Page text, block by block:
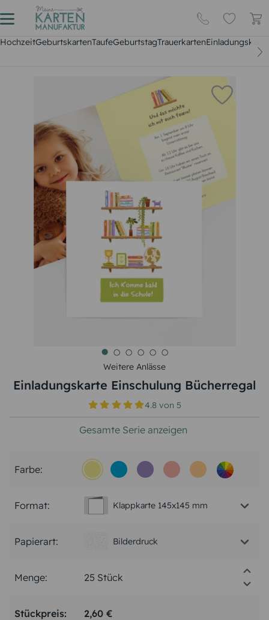
HochzeitGeburtskartenTaufeGeburtstagTrauerkarten
Weitere Anlässe
Einladungskarte Einschulung Bücherregal
4.8 von5
Gesamte Serie anzeigen
Farbe:
Format: Klappkarte 145x145 mm
Papierart: Bilderdruck
Menge:
Stückpreis: 2,60 €